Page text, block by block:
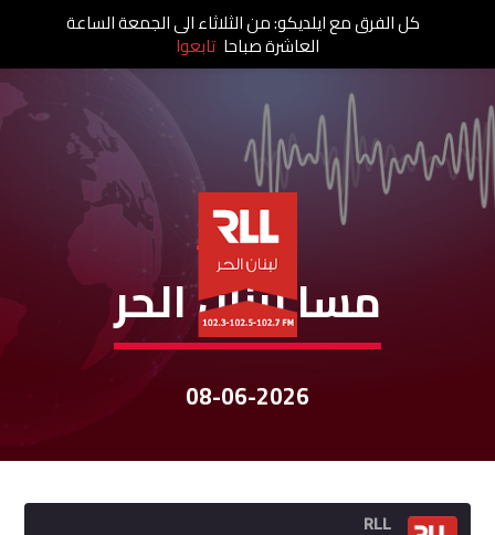
نشرات الأخبار
مسا لبنان الحر
08-06-2026
RLL
كل الفرق مع ايلديكو: من الثلاثاء الى الجمعة الساعة
العاشرة صباحا تابعوا